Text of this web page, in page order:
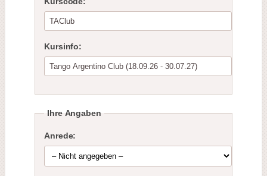
Kursinfo:
Ihre Angaben
Anrede: